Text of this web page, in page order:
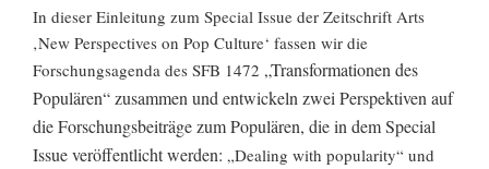
In dieser Einleitung zum Special Issue der Zeitschrift Arts
‚New Perspectives on Pop Culture‘ fassen wir die
Forschungsagenda des SFB 1472 „Transformationen des
Populären“ zusammen und entwickeln zwei Perspektiven auf
die Forschungsbeiträge zum Populären, die in dem Special
Issue veröffentlicht werden: „Dealing with popularity“ und